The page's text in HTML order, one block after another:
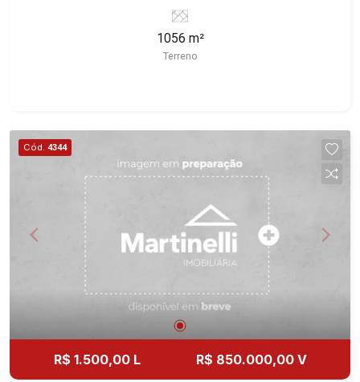
Martinelli Imobiliária selecionou para você: -
1.056m² de área terreno - Leve declive - Face
1056 m²
Terreno
Cód. 4344
R$ 1.500,00 L R$ 850.000,00 V